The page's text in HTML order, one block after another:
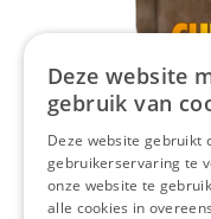
Deze website
gebruik van
Deze website gebruikt
gebruikerservaring te
onze website te
alle cookies in